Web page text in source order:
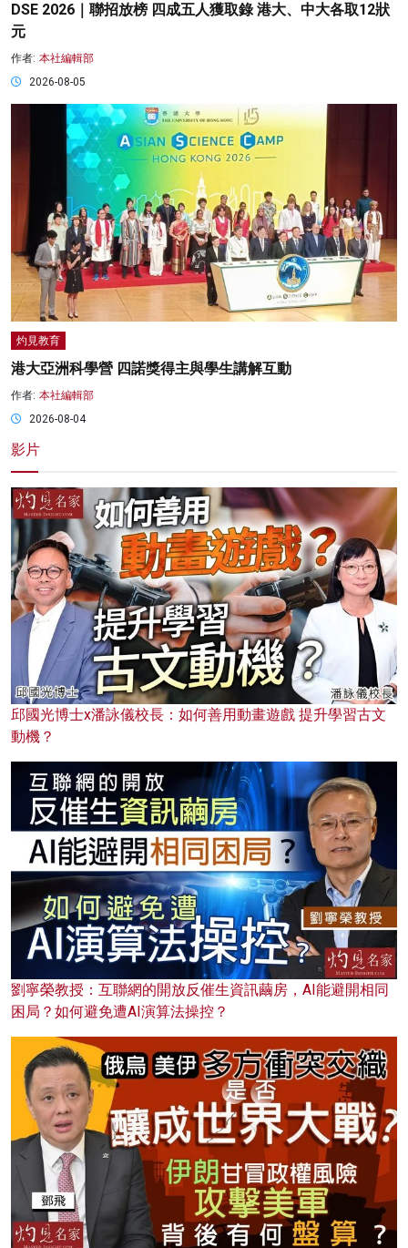
DSE 2026｜聯招放榜 四成五人獲取錄 港大、中大各取12狀
元
作者: 本社編輯部
2026-08-05
灼見教育
港大亞洲科學營 四諾獎得主與學生講解互動
作者: 本社編輯部
2026-08-04
影片
邱國光博士x潘詠儀校長：如何善用動畫遊戲 提升學習古文
動機？
劉寧榮教授：互聯網的開放反催生資訊繭房，AI能避開相同
困局？如何避免遭AI演算法操控？